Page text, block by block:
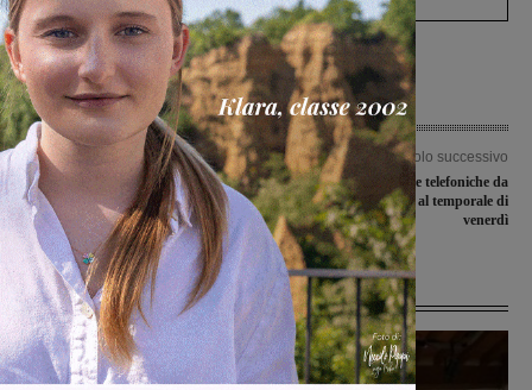
Articolo precedente
No alla Foster, sì al
sottoattraversamento. La Regione
chiede trenta giorni per decidere
Articolo successivo
Problemi alle linee telefoniche da
giorni, i guasti dovuti al temporale di
venerdì
Ultime Notizie